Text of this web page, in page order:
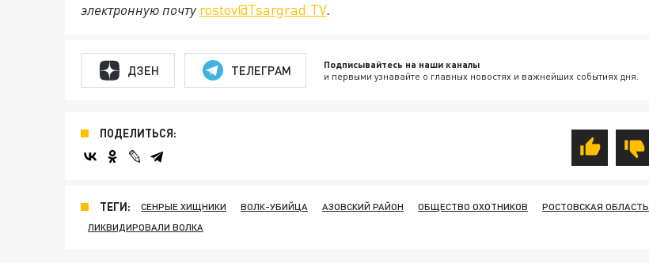
электронную почту rostov@Tsargrad.ТV.
ДЗЕН ТЕЛЕГРАМ Подписывайтесь на наши каналы
и первыми узнавайте о главных новостях и важнейших событиях дня.
ПОДЕЛИТЬСЯ:
ТЕГИ: СЕНРЫЕ ХИЩНИКИ ВОЛК-УБИЙЦА АЗОВСКИЙ РАЙОН ОБЩЕСТВО ОХОТНИКОВ
РОСТОВСКАЯ ОБЛАСТЬ
ЛИКВИДИРОВАЛИ ВОЛКА